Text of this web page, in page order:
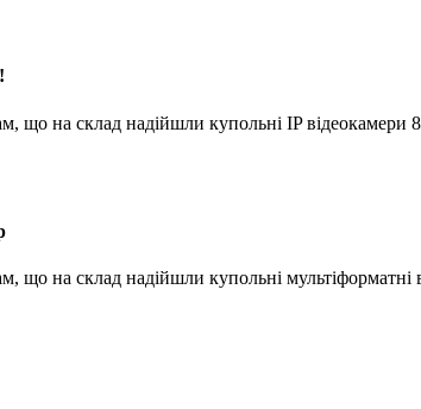
що на склад надійшли купольні IP відеокамери
що на склад надійшли купольні